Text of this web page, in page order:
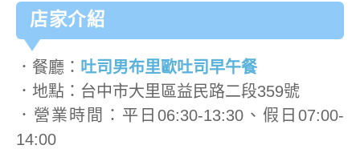
店家介紹
．餐廳： 吐司男布里歐吐司早午餐
．地點：台中市大里區益民路二段359號
．營業時間：平日06:30-13:30、假日07:00-
14:00